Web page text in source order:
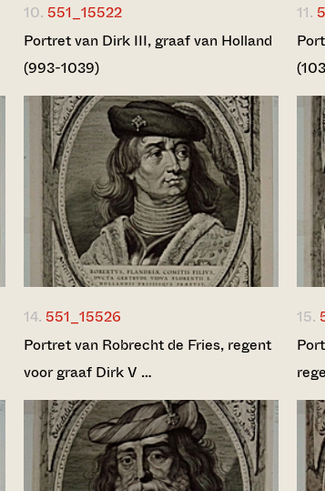
10. 551_15522
Portret van Dirk III, graaf van Holland
(993-1039)
11.
14. 551_15526
Portret van Robrecht de Fries, regent
voor graaf Dirk V …
15.